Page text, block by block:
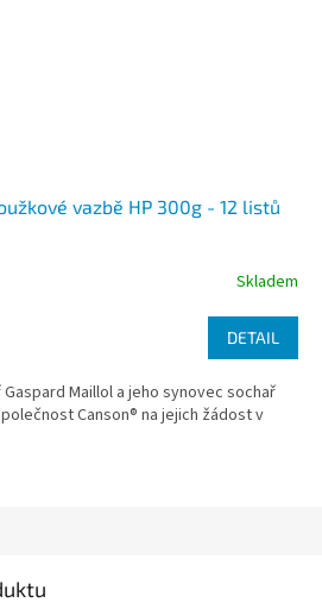
vazbě HP 300g - 12 listů
Skladem
DETAIL
Maillol a jeho synovec sochař
Canson® na jejich žádost v